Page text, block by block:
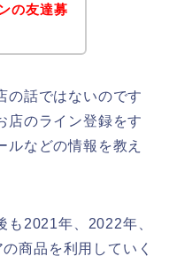
の友達募
の話ではないのです
店のライン登録をす
ルなどの情報を教え
も2021年、2022年、
商品を利用していく